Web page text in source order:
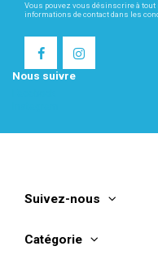
Vous pouvez vous désinscrire à
informations de contact dans les
Nous suivre
Catégorie
Suivez-nous